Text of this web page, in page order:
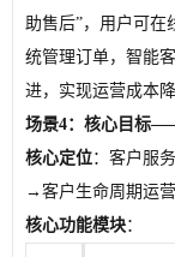
助售后”，用户可在
统管理订单，智能
进，实现运营成本
场景4：核心目标
核心定位：客户服
→客户生命周期运营
核心功能模块：